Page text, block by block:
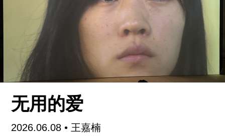
奇是邻近的停车场。博览会附近严重的交通堵塞成
为去年最大的盛景，但是今年呢，进出相当容易，
简直令人难以置信。里面的人群，与之相伴的是迷
人的艺术品，有年度设计师Maarten Baas的超现实
主义作品和新的It Boy Max Lamb的泡沫塑料家
具。设计与艺术之间陈旧的界限变得不那么重要
但设计不能是艺术。”跨领域的艺术家Ben Jones
旁观者说得挺对：“在这里，你可以两者都碰。”
无用的爱
2026.06.08• 王嘉楠